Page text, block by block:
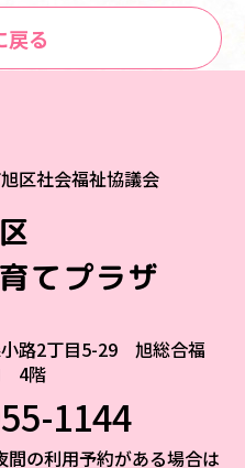
戻る
区社会福祉協議会
てプラザ
路2丁目5-29 旭総合福
4階
1144
の利用予約がある場合は